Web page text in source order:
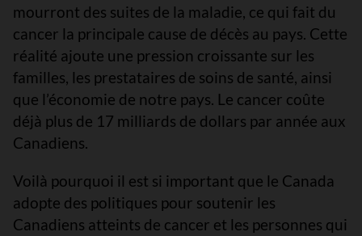
mourront des suites de la maladie, ce qui fait du
cancer la principale cause de décès au pays. Cette
réalité ajoute une pression croissante sur les
familles, les prestataires de soins de santé, ainsi
que l’économie de notre pays. Le cancer coûte
déjà plus de 17 milliards de dollars par année aux
Canadiens.
Voilà pourquoi il est si important que le Canada
adopte des politiques pour soutenir les
Canadiens atteints de cancer et les personnes qui